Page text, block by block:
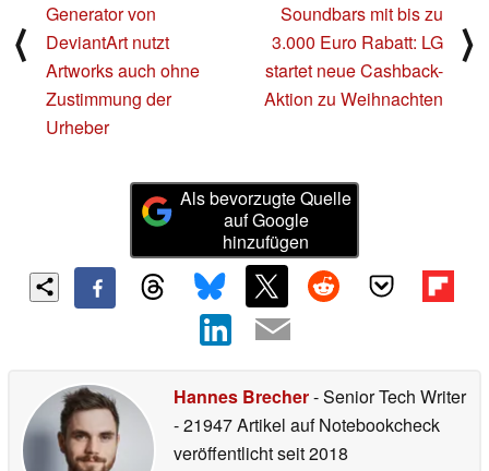
⟨
Generator von
DeviantArt nutzt
Artworks auch ohne
Zustimmung der
Urheber
Soundbars mit bis zu
3.000 Euro Rabatt: LG
startet neue Cashback-
Aktion zu Weihnachten
⟩
Als bevorzugte Quelle
auf Google
hinzufügen
Hannes Brecher- Senior Tech Writer
- 21947 Artikel auf Notebookcheck
veröffentlichtseit 2018